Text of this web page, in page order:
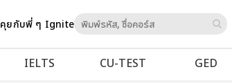
คุยกับพี่ ๆ Igniteto
IELTS CU‑TEST GED